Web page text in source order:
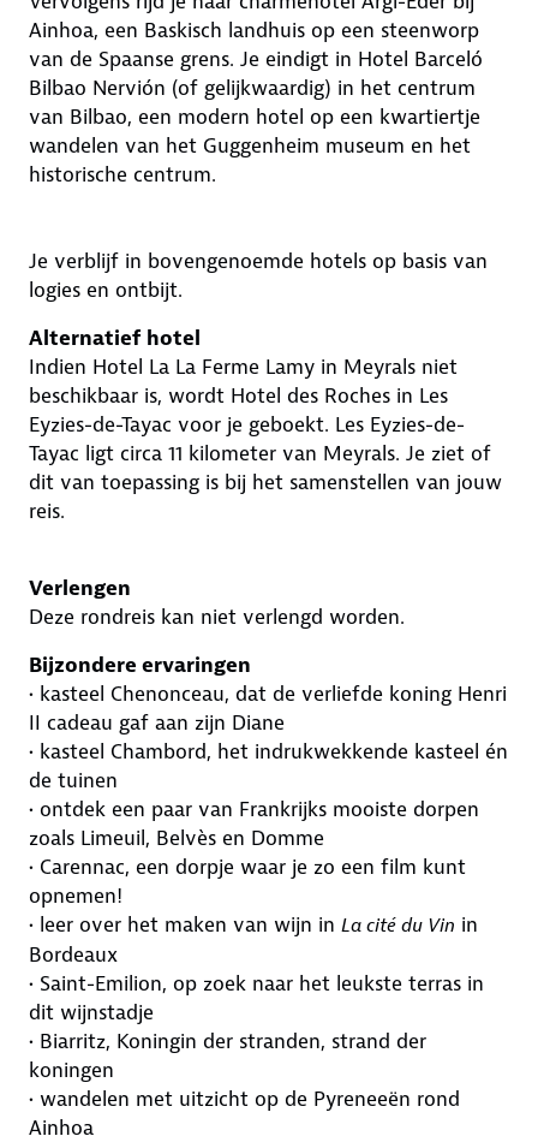
Ainhoa, een Baskisch landhuis op een steenworp
van de Spaanse grens. Je eindigt in Hotel Barceló
Bilbao Nervión (of gelijkwaardig) in het centrum
van Bilbao, een modern hotel op een kwartiertje
wandelen van het Guggenheim museum en het
historische centrum.
Je verblijf in bovengenoemde hotels op basis van
logies en ontbijt.
Alternatief hotel
Indien Hotel La La Ferme Lamy in Meyrals niet
beschikbaar is, wordt Hotel des Roches in Les
Eyzies-de-Tayac voor je geboekt. Les Eyzies-de-
Tayac ligt circa 11 kilometer van Meyrals. Je ziet of
dit van toepassing is bij het samenstellen van jouw
reis.
Verlengen
Deze rondreis kan niet verlengd worden.
Bijzondere ervaringen
• kasteel Chenonceau, dat de verliefde koning Henri
II cadeau gaf aan zijn Diane
• kasteel Chambord, het indrukwekkende kasteel én
de tuinen
• ontdek een paar van Frankrijks mooiste dorpen
zoals Limeuil, Belvès en Domme
• Carennac, een dorpje waar je zo een film kunt
opnemen!
• leer over het maken van wijn in La cité du Vin in
Bordeaux
• Saint-Emilion, op zoek naar het leukste terras in
dit wijnstadje
• Biarritz, Koningin der stranden, strand der
koningen
• wandelen met uitzicht op de Pyreneeën rond
Ainhoa